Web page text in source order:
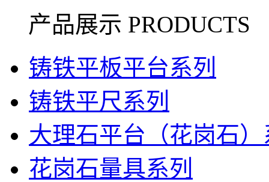
产品展示 PRODUCTS
铸铁平板平台系列
铸铁平尺系列
大理石平台（花岗石）
花岗石量具系列